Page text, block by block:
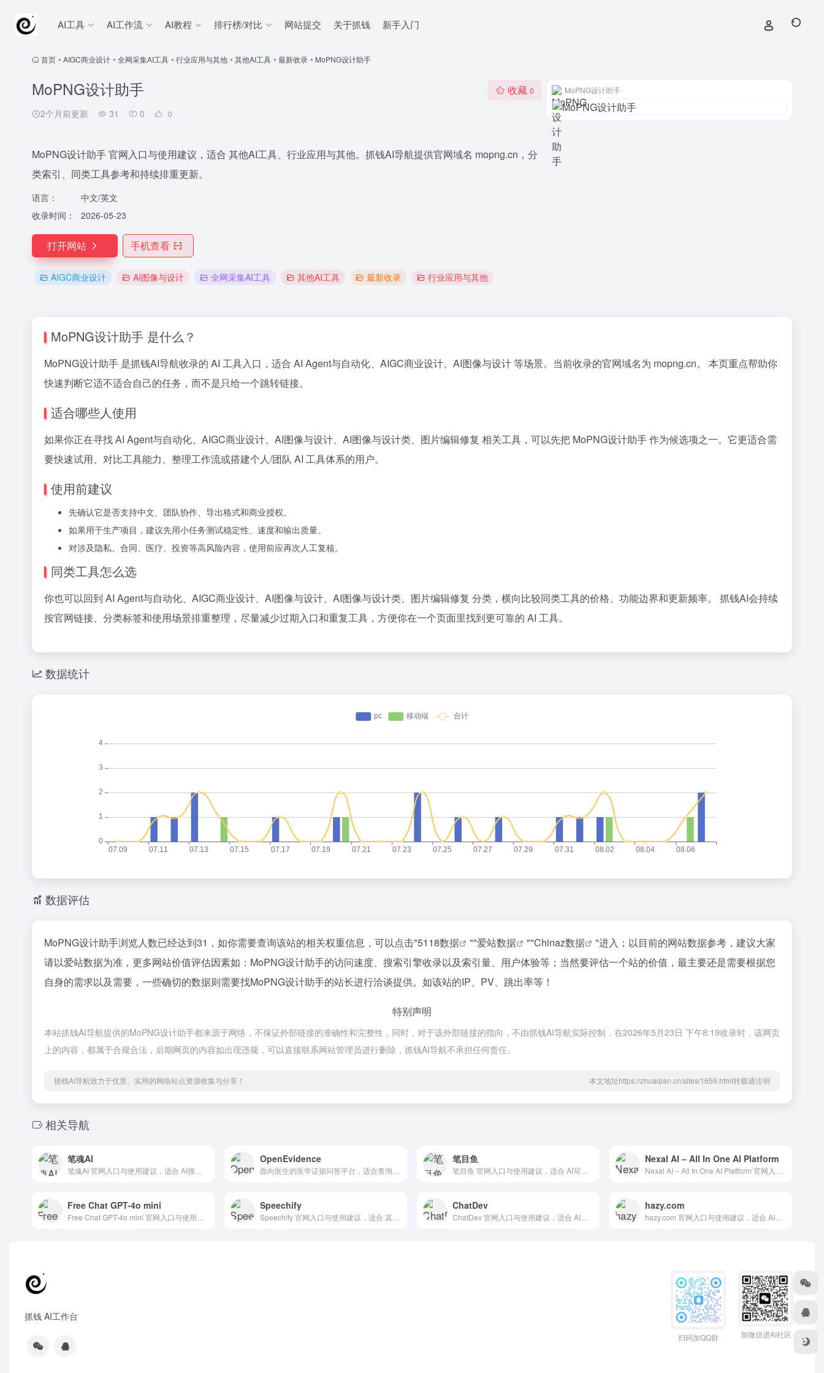
AI工具 AI工作流 AI教程 排行榜/对比 网站提交 关于抓钱 新手入门
首页 • AIGC商业设计 • 全网采集AI工具 • 行业应用与其他 • 其他AI工具 • 最新收录 • MoPNG设计助手
MoPNG设计助手
2个月前更新 31 0 0
收藏 0
MoPNG设计助手 官网入口与使用建议，适合 其他AI工具、行业应用与其他。抓钱AI导航提供官网域名 mopng.cn，分
类索引、同类工具参考和持续排重更新。
语言：
中文/英文
收录时间：
2026-05-23
打开网站 手机查看
AIGC商业设计 AI图像与设计 全网采集AI工具 其他AI工具 最新收录 行业应用与其他
MoPNG设计助手
MoPNG设计助手 是什么？
MoPNG设计助手 是抓钱AI导航收录的 AI 工具入口，适合 AI Agent与自动化、AIGC商业设计、AI图像与设计 等场景。当前收录的官网域名为 mopng.cn。 本页重点帮助你
快速判断它适不适合自己的任务，而不是只给一个跳转链接。
适合哪些人使用
如果你正在寻找 AI Agent与自动化、AIGC商业设计、AI图像与设计、AI图像与设计类、图片编辑修复 相关工具，可以先把 MoPNG设计助手 作为候选项之一。它更适合需
要快速试用、对比工具能力、整理工作流或搭建个人/团队 AI 工具体系的用户。
使用前建议
先确认它是否支持中文、团队协作、导出格式和商业授权。
如果用于生产项目，建议先用小任务测试稳定性、速度和输出质量。
对涉及隐私、合同、医疗、投资等高风险内容，使用前应再次人工复核。
同类工具怎么选
你也可以回到 AI Agent与自动化、AIGC商业设计、AI图像与设计、AI图像与设计类、图片编辑修复 分类，横向比较同类工具的价格、功能边界和更新频率。 抓钱AI会持续
按官网链接、分类标签和使用场景排重整理，尽量减少过期入口和重复工具，方便你在一个页面里找到更可靠的 AI 工具。
数据统计
数据评估
MoPNG设计助手浏览人数已经达到31，如你需要查询该站的相关权重信息，可以点击"5118数据 ""爱站数据 ""Chinaz数据
"进入；以目前的网站数据参考，建议大家
请以爱站数据为准，更多网站价值评估因素如：MoPNG设计助手的访问速度、搜索引擎收录以及索引量、用户体验等；当然要评估一个站的价值，最主要还是需要根据您
自身的需求以及需要，一些确切的数据则需要找MoPNG设计助手的站长进行洽谈提供。如该站的IP、PV、跳出率等！
特别声明
本站抓钱AI导航提供的MoPNG设计助手都来源于网络，不保证外部链接的准确性和完整性，同时，对于该外部链接的指向，不由抓钱AI导航实际控制，在2026年5月23日 下午8:19收录时，该网页
上的内容，都属于合规合法，后期网页的内容如出现违规，可以直接联系网站管理员进行删除，抓钱AI导航不承担任何责任。
抓钱AI导航致力于优质、实用的网络站点资源收集与分享！ 本文地址https://zhuaqian.cn/sites/1659.html转载请注明
相关导航
笔魂AI OpenEvidence 笔目鱼 Nexal AI – All In One AI Platform
Free Chat GPT-4o mini Speechify ChatDev hazy.com
抓钱 AI工作台
扫码加QQ群 加微信进AI社区